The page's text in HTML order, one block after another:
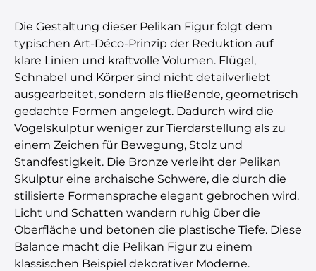
Die Gestaltung dieser Pelikan Figur folgt dem
typischen Art-Déco-Prinzip der Reduktion auf
klare Linien und kraftvolle Volumen. Flügel,
Schnabel und Körper sind nicht detailverliebt
ausgearbeitet, sondern als fließende, geometrisch
gedachte Formen angelegt. Dadurch wird die
Vogelskulptur weniger zur Tierdarstellung als zu
einem Zeichen für Bewegung, Stolz und
Standfestigkeit. Die Bronze verleiht der Pelikan
Skulptur eine archaische Schwere, die durch die
stilisierte Formensprache elegant gebrochen wird.
Licht und Schatten wandern ruhig über die
Oberfläche und betonen die plastische Tiefe. Diese
Balance macht die Pelikan Figur zu einem
klassischen Beispiel dekorativer Moderne.